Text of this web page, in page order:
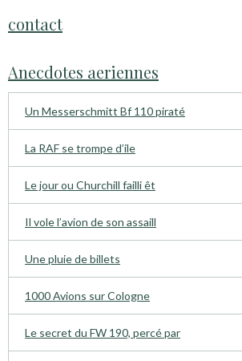
contact
Anecdotes aeriennes
Un Messerschmitt Bf 110 piraté
La RAF se trompe d’ile
Le jour ou Churchill failli êt
Il vole l’avion de son assaill
Une pluie de billets
1000 Avions sur Cologne
Le secret du FW 190, percé par